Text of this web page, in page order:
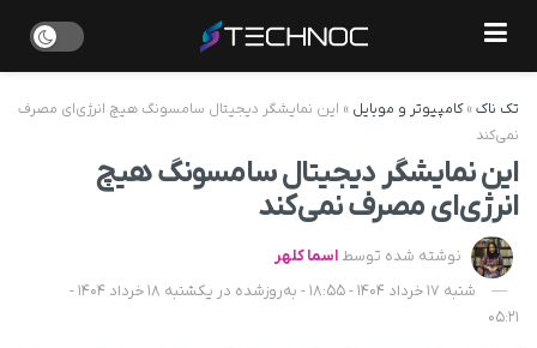
تک ناک»کامپیوتر و موبایل » این نمایشگر دیجیتال سامسونگ هیچ انرژی‌ای مصرف
نمی‌کند
این نمایشگر دیجیتال سامسونگ هیچ
انرژی‌ای مصرف نمی‌کند
نوشته شده توسط اسما کلهر
شنبه 17 خرداد 1404 - 18:55 - به‌روزشده در یکشنبه 18 خرداد 1404 -
05:21